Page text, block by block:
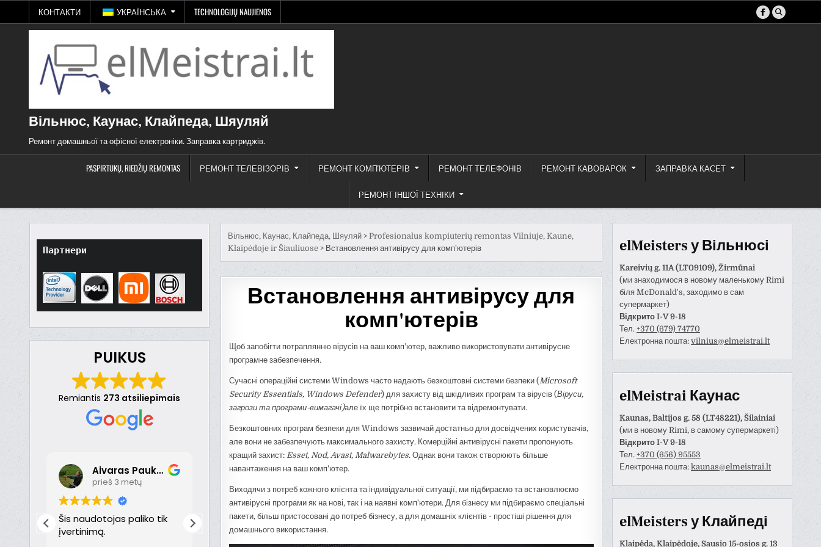
КОНТАКТИ УКРАЇНСЬКА TECHNOLOGIJŲ NAUJIENOS
Вільнюс, Каунас, Клайпеда, Шяуляй
Ремонт домашньої та офісної електроніки. Заправка картриджів.
PASPIRTUKŲ, RIEDŽIŲ REMONTAS РЕМОНТ ТЕЛЕВІЗОРІВ РЕМОНТ КОМП'ЮТЕРІВ РЕМОНТ ТЕЛЕФОНІВ РЕМОНТ КАВОВАРОК ЗАПРАВКА КАСЕТ
РЕМОНТ ІНШОЇ ТЕХНІКИ
Партнери
PUIKUS
Remiantis 273 atsiliepimais
Aivaras Paukste
prieš 3 metų
Šis naudotojas paliko tik
įvertinimą.
Donatas Krv
Puikiai!
Šis naudotojas paliko tik
Anastazija Lukoševičienė
Šis naudotojas paliko tik
Mandagus bendravimas ir
greitai bei kokybiškai
atliktas darbas.
Вільнюс, Каунас, Клайпеда, Шяуляй> Profesionalus kompiuterių remontas Vilniuje, Kaune,
Klaipėdoje ir Šiauliuose> Встановлення антивірусу для комп'ютерів
Встановлення антивірусу для
комп'ютерів
Щоб запобігти потраплянню вірусів на ваш комп'ютер, важливо використовувати антивірусне
програмне забезпечення.
Сучасні операційні системи Windows часто надають безкоштовні системи безпеки (Microsoft
Security Essentials, Windows Defender) для захисту від шкідливих програм та вірусів (Віруси,
загрози та програми-вимагачі)але їх ще потрібно встановити та відремонтувати.
Безкоштовних програм безпеки для Windows зазвичай достатньо для досвідчених користувачів,
але вони не забезпечують максимального захисту. Комерційні антивірусні пакети пропонують
кращий захист: Esset, Nod, Avast, Malwarebytes. Однак вони також створюють більше
навантаження на ваш комп'ютер.
Виходячи з потреб кожного клієнта та індивідуальної ситуації, ми підбираємо та встановлюємо
антивірусні програми як на нові, так і на наявні комп'ютери. Для бізнесу ми підбираємо спеціальні
пакети, більш пристосовані до потреб бізнесу, а для домашніх клієнтів - простіші рішення для
домашнього використання.
elMeisters у Вільнюсі
Kareivių g. 11A (LT09109), Žirmūnai
(ми знаходимося в новому маленькому Rimi
біля McDonald's, заходимо в сам
супермаркет)
Відкрито I-V 9-18
Тел. +370 (679) 74770
Електронна пошта: vilnius@elmeistrai.lt
elMeistrai Каунас
Kaunas, Baltijos g. 58 (LT48221), Šilainiai
(ми в новому Rimi, в самому супермаркеті)
Відкрито I-V 9-18
Тел. +370 (656) 95553
Електронна пошта: kaunas@elmeistrai.lt
elMeisters у Клайпеді
Klaipėda, Klaipėdoje, Sausio 15-osios g. 13